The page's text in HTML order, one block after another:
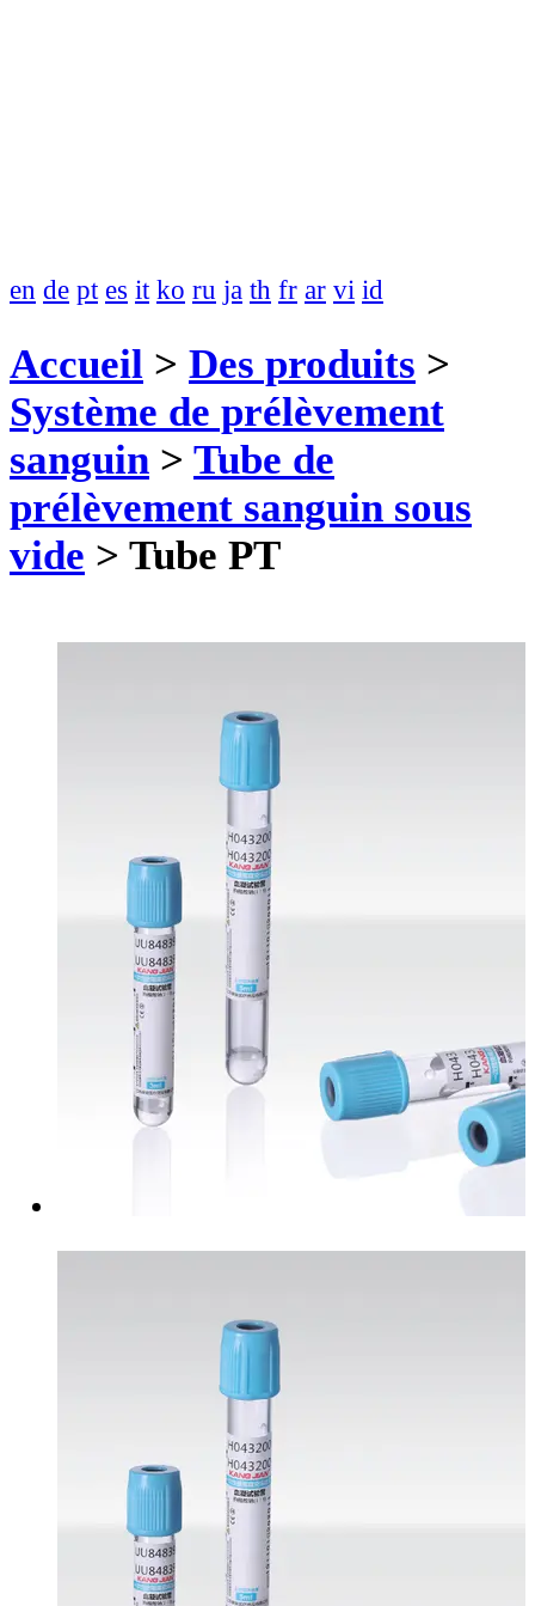
en de pt es it ko ru ja th fr ar vi id
Accueil > Des produits >
Système de prélèvement
sanguin > Tube de
prélèvement sanguin sous
vide > Tube PT